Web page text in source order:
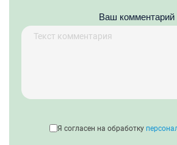
Ваш комментарий
Я согласен на обработку